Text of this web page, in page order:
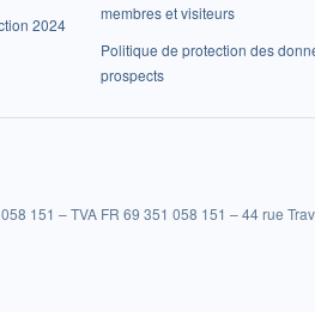
2024
membres et visiteurs
Politique de protection des
prospects
151 – TVA FR 69 351 058 151 – 44 rue